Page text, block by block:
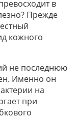
в
Прежде
кожного
не последнюю
Именно он
на
при